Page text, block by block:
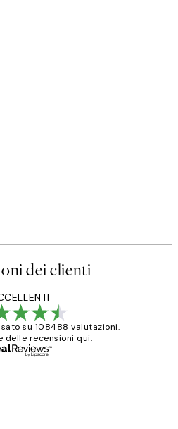
dei clienti
su 108488 valutazioni.
delle recensioni qui.